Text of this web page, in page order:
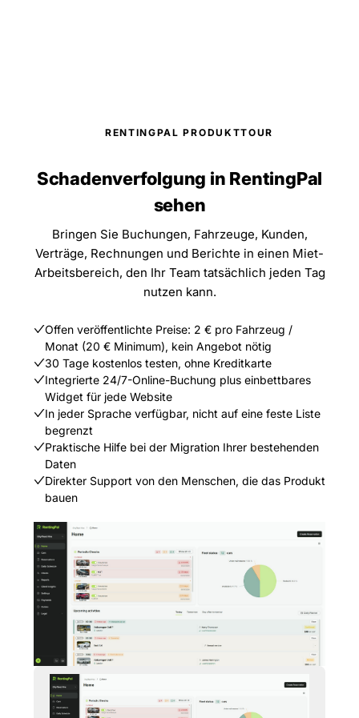
RENTINGPAL PRODUKTTOUR
Schadenverfolgung in RentingPal
sehen
Bringen Sie Buchungen, Fahrzeuge, Kunden,
Verträge, Rechnungen und Berichte in einen Miet-
Arbeitsbereich, den Ihr Team tatsächlich jeden Tag
nutzen kann.
Offen veröffentlichte Preise: 2 € pro Fahrzeug /
Monat (20 € Minimum), kein Angebot nötig
30 Tage kostenlos testen, ohne Kreditkarte
Integrierte 24/7-Online-Buchung plus einbettbares
Widget für jede Website
In jeder Sprache verfügbar, nicht auf eine feste Liste
begrenzt
Praktische Hilfe bei der Migration Ihrer bestehenden
Daten
Direkter Support von den Menschen, die das Produkt
bauen